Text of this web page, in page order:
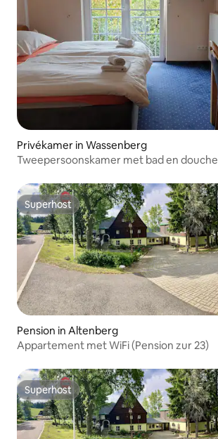
Privékamer in Wassenberg
Tweepersoonskamer met bad en douche
Superhost
Superhost
Pension in Altenberg
Appartement met WiFi (Pension zur 23)
Superhost
Superhost